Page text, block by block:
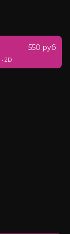
550 руб.
• 2D